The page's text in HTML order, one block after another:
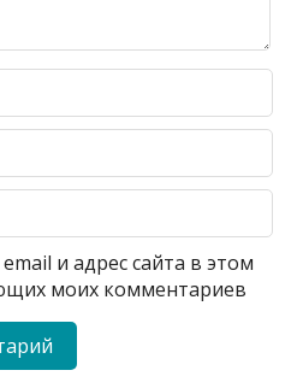
и адрес сайта в этом
моих комментариев